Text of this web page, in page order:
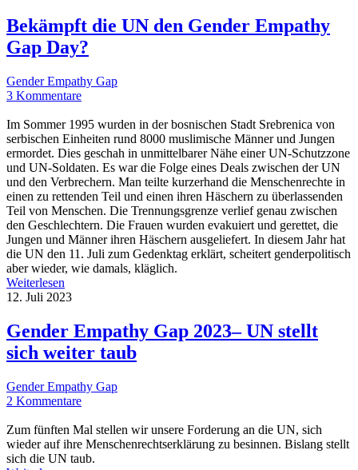
Bekämpft die UN den Gender Empathy
Gap Day?
Gender Empathy Gap
3 Kommentare
Im Sommer 1995 wurden in der bosnischen Stadt Srebrenica von
serbischen Einheiten rund 8000 muslimische Männer und Jungen
ermordet. Dies geschah in unmittelbarer Nähe einer UN-Schutzzone
und UN-Soldaten. Es war die Folge eines Deals zwischen der UN
und den Verbrechern. Man teilte kurzerhand die Menschenrechte in
einen zu rettenden Teil und einen ihren Häschern zu überlassenden
Teil von Menschen. Die Trennungsgrenze verlief genau zwischen
den Geschlechtern. Die Frauen wurden evakuiert und gerettet, die
Jungen und Männer ihren Häschern ausgeliefert. In diesem Jahr hat
die UN den 11. Juli zum Gedenktag erklärt, scheitert genderpolitisch
aber wieder, wie damals, kläglich.
Weiterlesen
12. Juli 2023
Gender Empathy Gap 2023– UN stellt
sich weiter taub
Gender Empathy Gap
2 Kommentare
Zum fünften Mal stellen wir unsere Forderung an die UN, sich
wieder auf ihre Menschenrechtserklärung zu besinnen. Bislang stellt
sich die UN taub.